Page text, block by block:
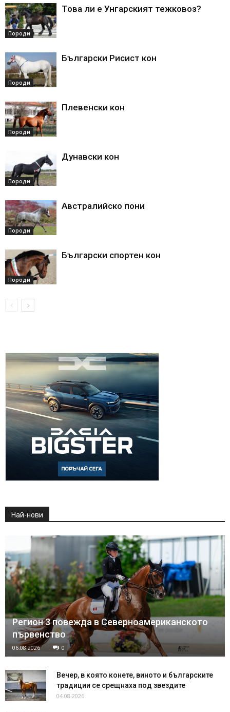
Породи
Това ли е Унгарският тежковоз?
Породи
Български Рисист кон
Породи
Плевенски кон
Породи
Дунавски кон
Породи
Австралийско пони
Породи
Български спортен кон
Най-нови
Регион 3 повежда в Северноамериканското
първенство
06.08.2026 0
Вечер, в която конете, виното и българските
традиции се срещнаха под звездите
04.08.2026